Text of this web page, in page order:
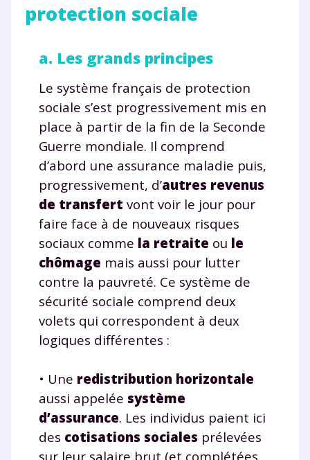
protection sociale
a. Les grands principes
Le système français de protection
sociale s’est progressivement mis en
place à partir de la fin de la Seconde
Guerre mondiale. Il comprend
d’abord une assurance maladie puis,
progressivement, d’autres revenus
de transfert vont voir le jour pour
faire face à de nouveaux risques
sociaux comme la retraite ou le
chômage mais aussi pour lutter
contre la pauvreté. Ce système de
sécurité sociale comprend deux
volets qui correspondent à deux
logiques différentes :
• Une redistribution horizontale
aussi appelée système
d’assurance. Les individus paient ici
des cotisations sociales prélevées
sur leur salaire brut (et complétées